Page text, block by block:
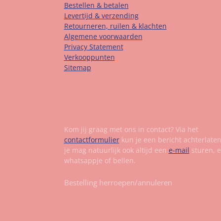
Bestellen & betalen
Levertijd & verzending
Retourneren, ruilen & klachten
Algemene voorwaarden
Privacy Statement
Verkooppunten
Sitemap
Kom jij graag met ons in contact? Via het
contactformulierkun je een bericht
je mag natuurlijk ook altijd een e-mail sturen,
whatsappje of bellen.
Bestelling herroepen/annuleren